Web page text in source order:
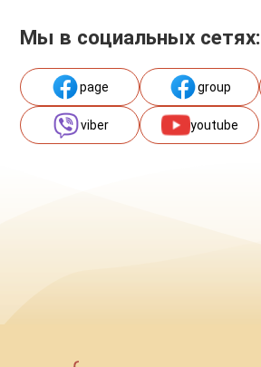
Мы в социальных сетях:
page group
viber youtube